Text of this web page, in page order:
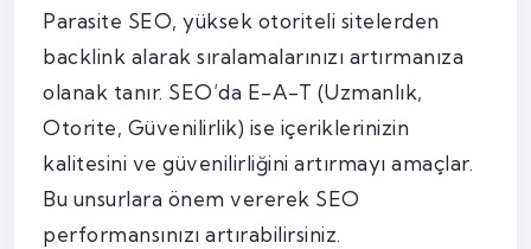
Parasite SEO, yüksek otoriteli sitelerden
backlink alarak sıralamalarınızı artırmanıza
olanak tanır. SEO’da E-A-T (Uzmanlık,
Otorite, Güvenilirlik) ise içeriklerinizin
kalitesini ve güvenilirliğini artırmayı amaçlar.
Bu unsurlara önem vererek SEO
performansınızı artırabilirsiniz.